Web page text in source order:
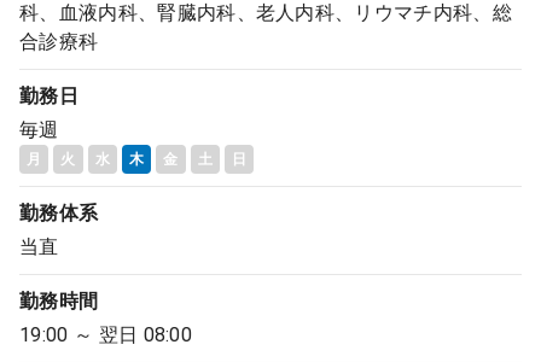
科、血液内科、腎臓内科、老人内科、リウマチ内科、総
合診療科
勤務日
毎週
月 火 水 木 金 土 日
勤務体系
当直
勤務時間
19:00 ～ 翌日 08:00